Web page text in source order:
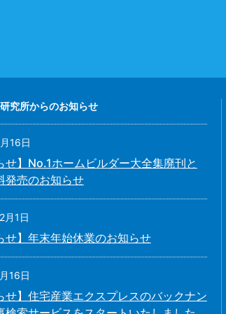
究所からのお知らせ
16日
せ】No.1ホームビルダー大全集廃刊と
発売のお知らせ
月1日
せ】年末年始休業のお知らせ
16日
せ】住宅産業エクスプレスのバックナン